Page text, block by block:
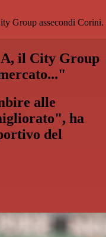
Group assecondi Corini.
il City Group
alle
ha
del